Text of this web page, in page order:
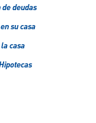
deudas
su casa
casa